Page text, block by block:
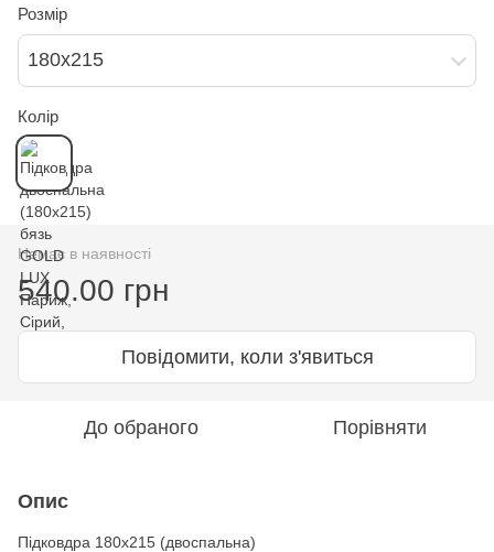
Розмір
180х215
Колір
Немає в наявності
540.00 грн
Повідомити, коли з'явиться
До обраного Порівняти
Опис
Підковдра 180х215 (двоспальна)